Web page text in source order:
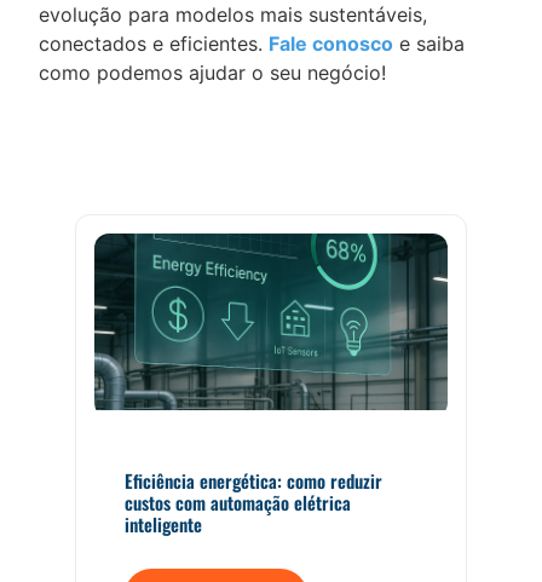
evolução para modelos mais sustentáveis,
conectados e eficientes. Fale conosco e saiba
como podemos ajudar o seu negócio!
Eficiência energética: como reduzir
custos com automação elétrica
inteligente